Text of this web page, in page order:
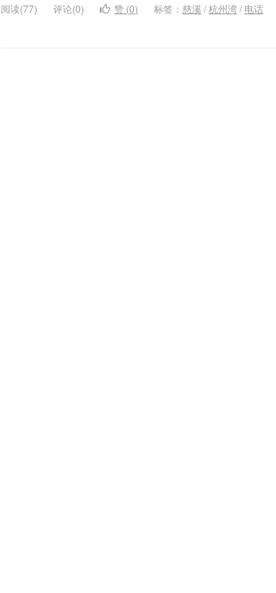
阅读(77) 评论(0) 赞 (0) 标签： 慈溪/杭州湾/ 电话